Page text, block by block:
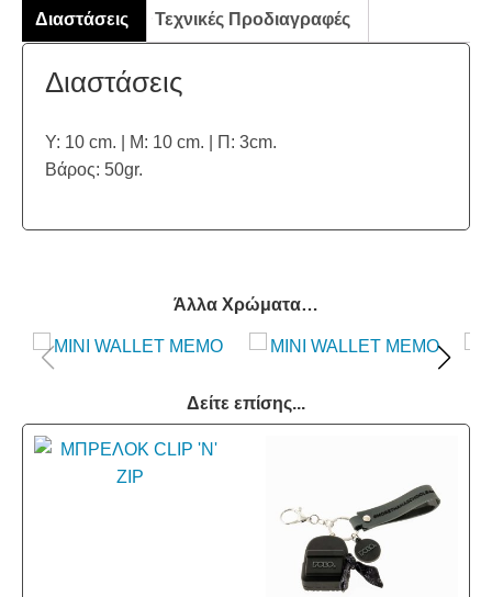
Διαστάσεις Τεχνικές Προδιαγραφές
Διαστάσεις
Υ: 10 cm. | Μ: 10 cm. | Π: 3cm.
Βάρος: 50gr.
Άλλα Χρώματα…
Δείτε επίσης...